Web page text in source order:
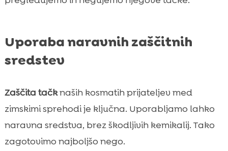
Uporaba naravnih zaščitnih
sredstev
Zaščita tačknaših kosmatih prijateljev med
zimskimi sprehodi je ključna. Uporabljamo lahko
naravna sredstva, brez škodljivih kemikalij. Tako
zagotovimo najboljšo nego.